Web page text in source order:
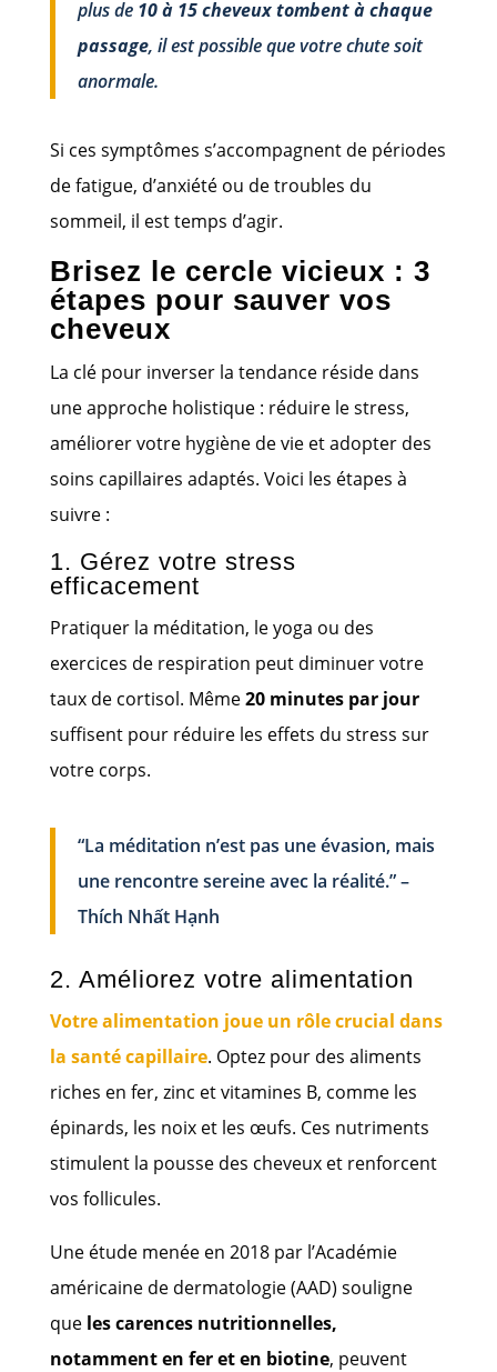
plus de 10 à 15 cheveux tombent à chaque
passage, il est possible que votre chute soit
anormale.
Si ces symptômes s’accompagnent de périodes
de fatigue, d’anxiété ou de troubles du
sommeil, il est temps d’agir.
Brisez le cercle vicieux : 3
étapes pour sauver vos
cheveux
La clé pour inverser la tendance réside dans
une approche holistique : réduire le stress,
améliorer votre hygiène de vie et adopter des
soins capillaires adaptés. Voici les étapes à
suivre :
1. Gérez votre stress
efficacement
Pratiquer la méditation, le yoga ou des
exercices de respiration peut diminuer votre
taux de cortisol. Même20 minutes par jour
suffisent pour réduire les effets du stress sur
votre corps.
“La méditation n’est pas une évasion, mais
une rencontre sereine avec la réalité.” –
Thích Nhất Hạnh
2. Améliorez votre alimentation
Votre alimentation joue un rôle crucial dans
la santé capillaire. Optez pour des aliments
riches en fer, zinc et vitamines B, comme les
épinards, les noix et les œufs. Ces nutriments
stimulent la pousse des cheveux et renforcent
vos follicules.
Une étude menée en 2018 par l’Académie
américaine de dermatologie (AAD) souligne
que les carences nutritionnelles,
notamment en fer et en biotine, peuvent